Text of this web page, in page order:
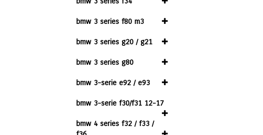
bmw 3 series f80 m3
bmw 3 series g20 / g21
bmw 3 series g80
bmw 3-serie e92 / e93
bmw 3-serie f30/f31 12-17
bmw 4 series f32 / f33 /